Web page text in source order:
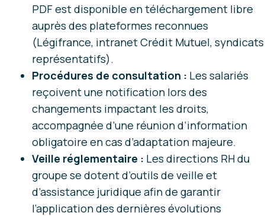
PDF est disponible en téléchargement libre
auprès des plateformes reconnues
(Légifrance, intranet Crédit Mutuel, syndicats
représentatifs).
Procédures de consultation : Les salariés
reçoivent une notification lors des
changements impactant les droits,
accompagnée d’une réunion d’information
obligatoire en cas d’adaptation majeure.
Veille réglementaire : Les directions RH du
groupe se dotent d’outils de veille et
d’assistance juridique afin de garantir
l’application des dernières évolutions